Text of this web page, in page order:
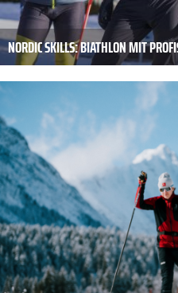
NORDIC SKILLS: BIATHLON MIT